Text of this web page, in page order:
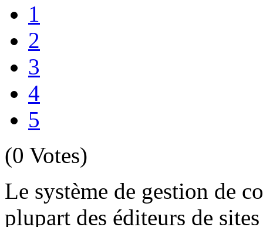
1
2
3
4
5
(0 Votes)
Le système de gestion de
plupart des éditeurs de